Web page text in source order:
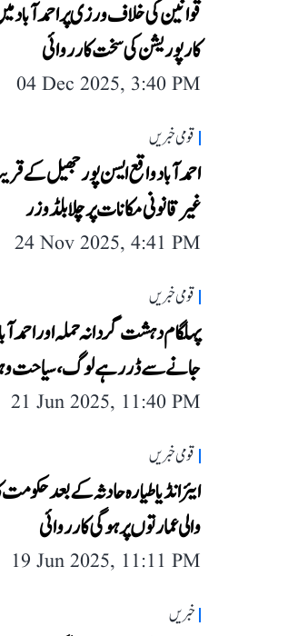
کارپوریشن کی سخت کارروائی
04 Dec 2025, 3:40 PM
قومی خبریں
غیرقانونی مکانات پر چلا بلڈوزر
24 Nov 2025, 4:41 PM
قومی خبریں
پہلگام دہشت گردانہ حملہ اور احمد
جانے سے ڈر رہے لوگ، سیاحت و
21 Jun 2025, 11:40 PM
قومی خبریں
ایئر انڈیا طیارہ حادثہ کے بعد
والی عمارتوں پر ہوگی کارروائی
19 Jun 2025, 11:11 PM
خبریں